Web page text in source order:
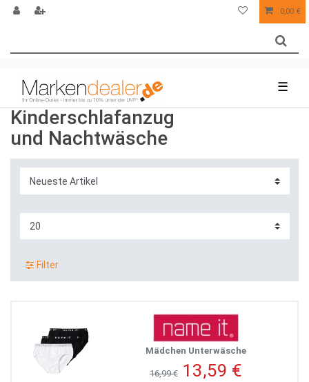
0,00 €
☰
Kinderschlafanzug
und Nachtwäsche
Filter
Mädchen Unterwäsche
16,99 € 13,59 €